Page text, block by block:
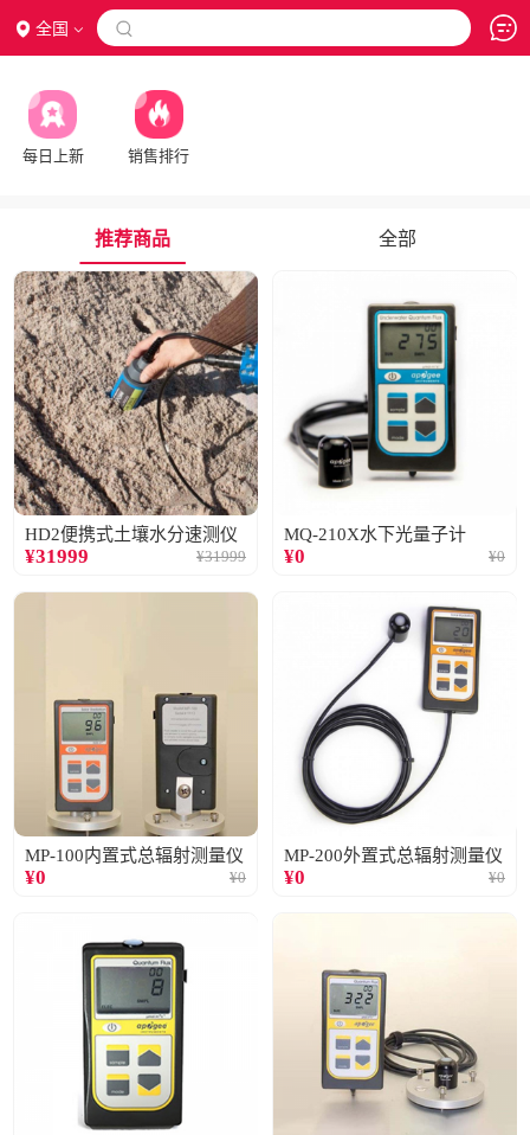
全国 
每日上新 销售排行
推荐商品 全部
HD2便携式土壤水分速测仪
¥31999 ¥31999
MQ-210X水下光量子计
¥0 ¥0
MP-100内置式总辐射测量仪
¥0 ¥0
MP-200外置式总辐射测量仪
¥0 ¥0